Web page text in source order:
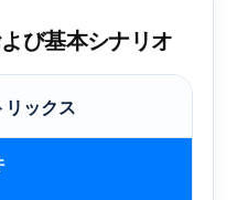
び基本シナリオ
ックス